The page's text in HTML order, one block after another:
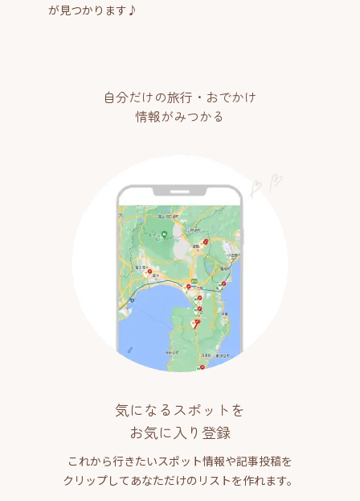
が見つかります♪
自分だけの旅行・おでかけ
情報がみつかる
気になるスポットを
お気に入り登録
これから行きたいスポット情報や記事投稿を
クリップしてあなただけのリストを作れます。